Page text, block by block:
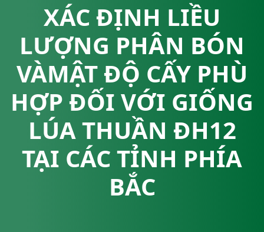
XÁC ĐỊNH LIỀU
LƯỢNG PHÂN BÓN
VÀMẬT ĐỘ CẤY PHÙ
HỢP ĐỐI VỚI GIỐNG
LÚA THUẦN ĐH12
TẠI CÁC TỈNH PHÍA
BẮC